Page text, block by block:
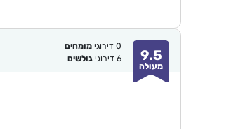
9.5
מעולה
0 דירוגימומחים
6 דירוגיגולשים